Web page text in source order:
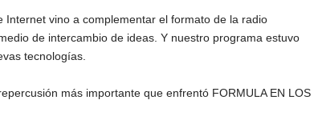
vino a complementar el formato de la radio
de intercambio de ideas. Y nuestro programa estuvo
tecnologías.
más importante que enfrentó FORMULA EN LOS